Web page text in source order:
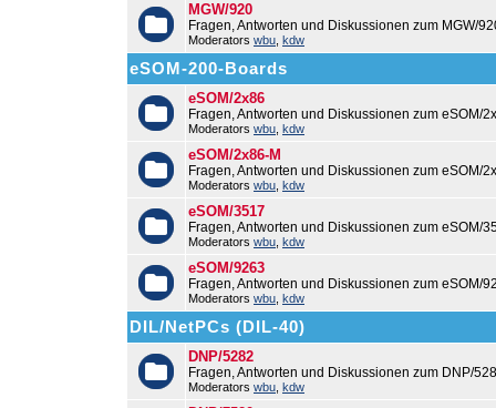
MGW/920
Fragen, Antworten und Diskussionen zum MGW/
Moderators wbu kdw
eSOM-200-Boards
eSOM/2x86
Fragen, Antworten und Diskussionen zum eSOM/
Moderators wbu kdw
eSOM/2x86-M
Fragen, Antworten und Diskussionen zum eSOM/
Moderators wbu kdw
eSOM/3517
Fragen, Antworten und Diskussionen zum eSOM/
Moderators wbu kdw
eSOM/9263
Fragen, Antworten und Diskussionen zum eSOM/
Moderators wbu kdw
DIL/NetPCs (DIL-40)
DNP/5282
Fragen, Antworten und Diskussionen zum DNP/
Moderators wbu kdw